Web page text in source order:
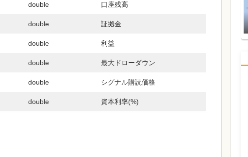
double 口座残高
double 証拠金
double 利益
double 最大ドローダウン
double シグナル購読価格
double 資本利率(%)